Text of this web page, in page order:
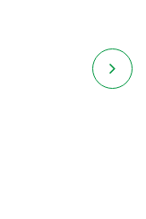
